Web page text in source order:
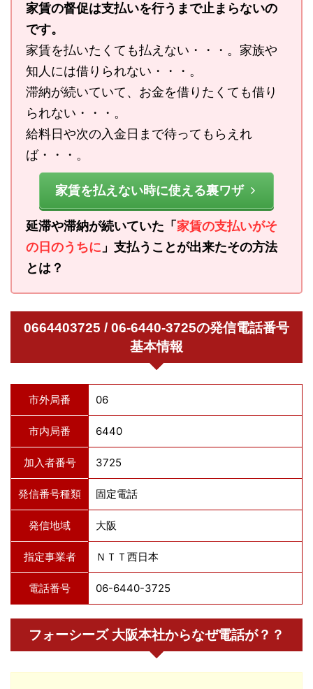
家賃の督促は支払いを行うまで止まらないの
です。
家賃を払いたくても払えない・・・。家族や
知人には借りられない・・・。
滞納が続いていて、お金を借りたくても借り
られない・・・。
給料日や次の入金日まで待ってもらえれ
ば・・・。
家賃を払えない時に使える裏ワザ
延滞や滞納が続いていた「 家賃の支払いがそ
の日のうちに 」支払うことが出来たその方法
とは？
0664403725 / 06-6440-3725の発信電話番号
基本情報
市外局番 06
市内局番 6440
加入者番号 3725
発信番号種類 固定電話
発信地域 大阪
指定事業者 ＮＴＴ西日本
電話番号 06-6440-3725
フォーシーズ 大阪本社からなぜ電話が？？